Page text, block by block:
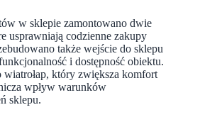
w sklepie zamontowano dwie
usprawniają codzienne zakupy
także wejście do sklepu
i dostępność obiektu.
który zwiększa komfort
wpływ warunków
sklepu.